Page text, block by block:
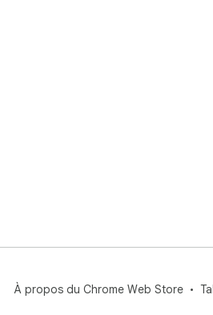
À propos du Chrome Web Store